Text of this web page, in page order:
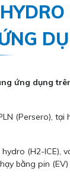
ứng dụng
(Persero),
(H2-ICE),
bằng pin